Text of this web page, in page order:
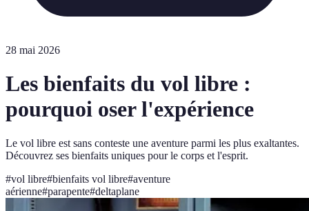
28 mai 2026
Les bienfaits du vol libre :
pourquoi oser l'expérience
Le vol libre est sans conteste une aventure parmi les plus exaltantes.
Découvrez ses bienfaits uniques pour le corps et l'esprit.
#vol libre#bienfaits vol libre#aventure
aérienne#parapente#deltaplane